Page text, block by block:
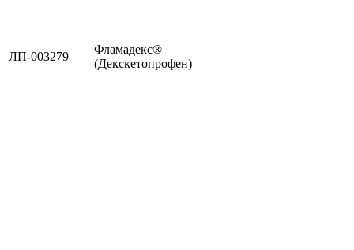
ЛП-003279
Фламадекс®
(Декскетопрофен)